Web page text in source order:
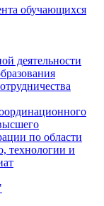
обучающихся
деятельности
по области
технологии и